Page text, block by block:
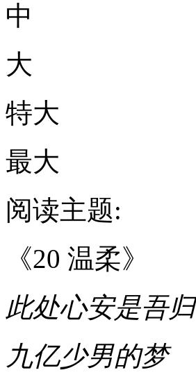
中
大
特大
最大
阅读主题:
《20 温柔》
此处心安是吾归
九亿少男的梦